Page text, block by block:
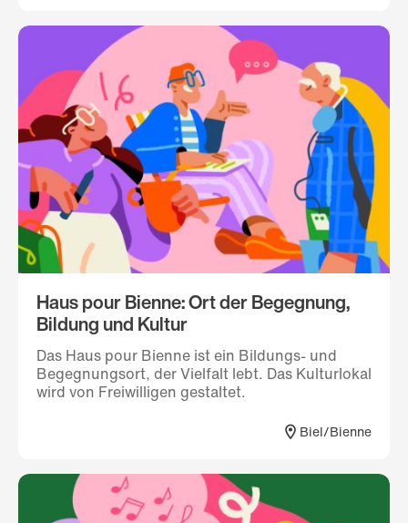
Haus pour Bienne: Ort der Begegnung,
Bildung und Kultur
Das Haus pour Bienne ist ein Bildungs- und
Begegnungsort, der Vielfalt lebt. Das Kulturlokal
wird von Freiwilligen gestaltet.
Biel/Bienne